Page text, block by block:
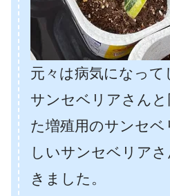
元々は病気になって
サンセベリアさん
た増殖用のサンセ
しいサンセベリア
きました。